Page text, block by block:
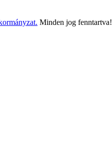
Minden jog fenntartva!